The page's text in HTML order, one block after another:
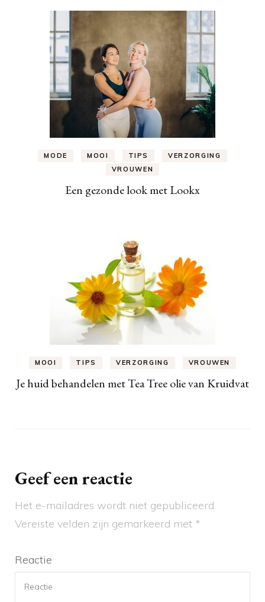
MODE MOOI TIPS
VERZORGING
VROUWEN
Een gezonde look met Lookx
MOOI TIPS VERZORGING VROUWEN
Je huid behandelen met Tea Tree olie van Kruidvat
Geef een reactie
Het e-mailadres wordt niet gepubliceerd.
Vereiste velden zijn gemarkeerd met *
Reactie